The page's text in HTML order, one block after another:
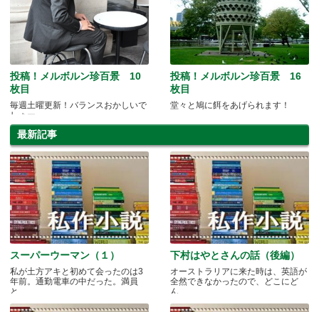
投稿！メルボルン珍百景 10
枚目
毎週土曜更新！バランスおかしいで
しょー。。。
投稿！メルボルン珍百景 16
枚目
堂々と鳩に餌をあげられます！
最新記事
スーパーウーマン（１）
私が土方アキと初めて会ったのは3
年前。通勤電車の中だった。満員
と.....
下村はやとさんの話（後編）
オーストラリアに来た時は、英語が
全然できなかったので、どこにど
ん.....